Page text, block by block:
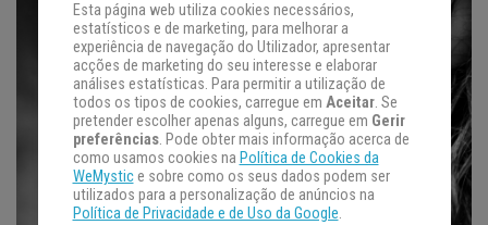
Esta página web utiliza cookies necessários,
estatísticos e de marketing, para melhorar a
experiência de navegação do Utilizador, apresentar
acções de marketing do seu interesse e elaborar
análises estatísticas. Para permitir a utilização de
todos os tipos de cookies, carregue em Aceitar. Se
pretender escolher apenas alguns, carregue em Gerir
preferências. Pode obter mais informação acerca de
como usamos cookies na Política de Cookies da
WeMystice sobre como os seus dados podem ser
utilizados para a personalização de anúncios na
Política de Privacidade e de Uso da Google.